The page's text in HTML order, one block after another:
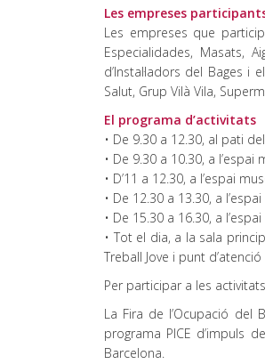
Les empreses
Les empreses que
Especialidades, Masats,
d’Instal·ladors del Bages i
Salut, Grup Vilà Vila,
El programa d’activitats
• De 9.30 a 12.30, al pati
• De 9.30 a 10.30, a
• D’11 a 12.30, a l’espai
• De 12.30 a 13.30, a
• De 15.30 a 16.30, a
• Tot el dia, a la sala
Treball Jove i punt
Per participar a les
La Fira de l’Ocupació
programa PICE d’impuls
Barcelona.